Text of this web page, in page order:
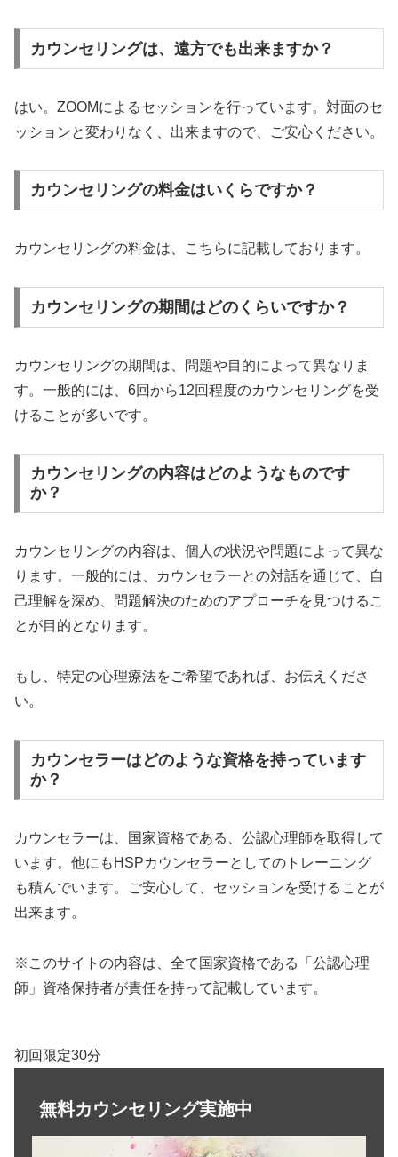
カウンセリングは、遠方でも出来ますか？
はい。ZOOMによるセッションを行っています。対面のセ
ッションと変わりなく、出来ますので、ご安心ください。
カウンセリングの料金はいくらですか？
カウンセリングの料金は、こちらに記載しております。
カウンセリングの期間はどのくらいですか？
カウンセリングの期間は、問題や目的によって異なりま
す。一般的には、6回から12回程度のカウンセリングを受
けることが多いです。
カウンセリングの内容はどのようなものです
か？
カウンセリングの内容は、個人の状況や問題によって異な
ります。一般的には、カウンセラーとの対話を通じて、自
己理解を深め、問題解決のためのアプローチを見つけるこ
とが目的となります。
もし、特定の心理療法をご希望であれば、お伝えくださ
い。
カウンセラーはどのような資格を持っています
か？
カウンセラーは、国家資格である、公認心理師を取得して
います。他にもHSPカウンセラーとしてのトレーニング
も積んでいます。ご安心して、セッションを受けることが
出来ます。
※このサイトの内容は、全て国家資格である「公認心理
師」資格保持者が責任を持って記載しています。
初回限定30分
無料カウンセリング実施中